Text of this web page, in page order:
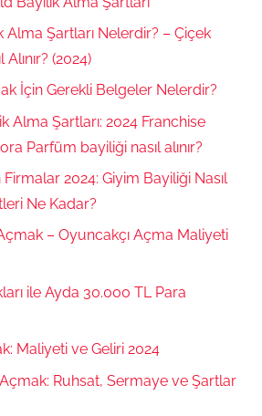
Alma Şartları Nelerdir? – Çiçek
(2024)
İçin Gerekli Belgeler Nelerdir?
Alma Şartları: 2024 Franchise
Parfüm bayiliği nasıl alınır?
2024: Giyim Bayiliği Nasıl
Ne Kadar?
– Oyuncakçı Açma Maliyeti
ile Ayda 30.000 TL Para
Maliyeti ve Geliri 2024
Ruhsat, Sermaye ve Şartlar